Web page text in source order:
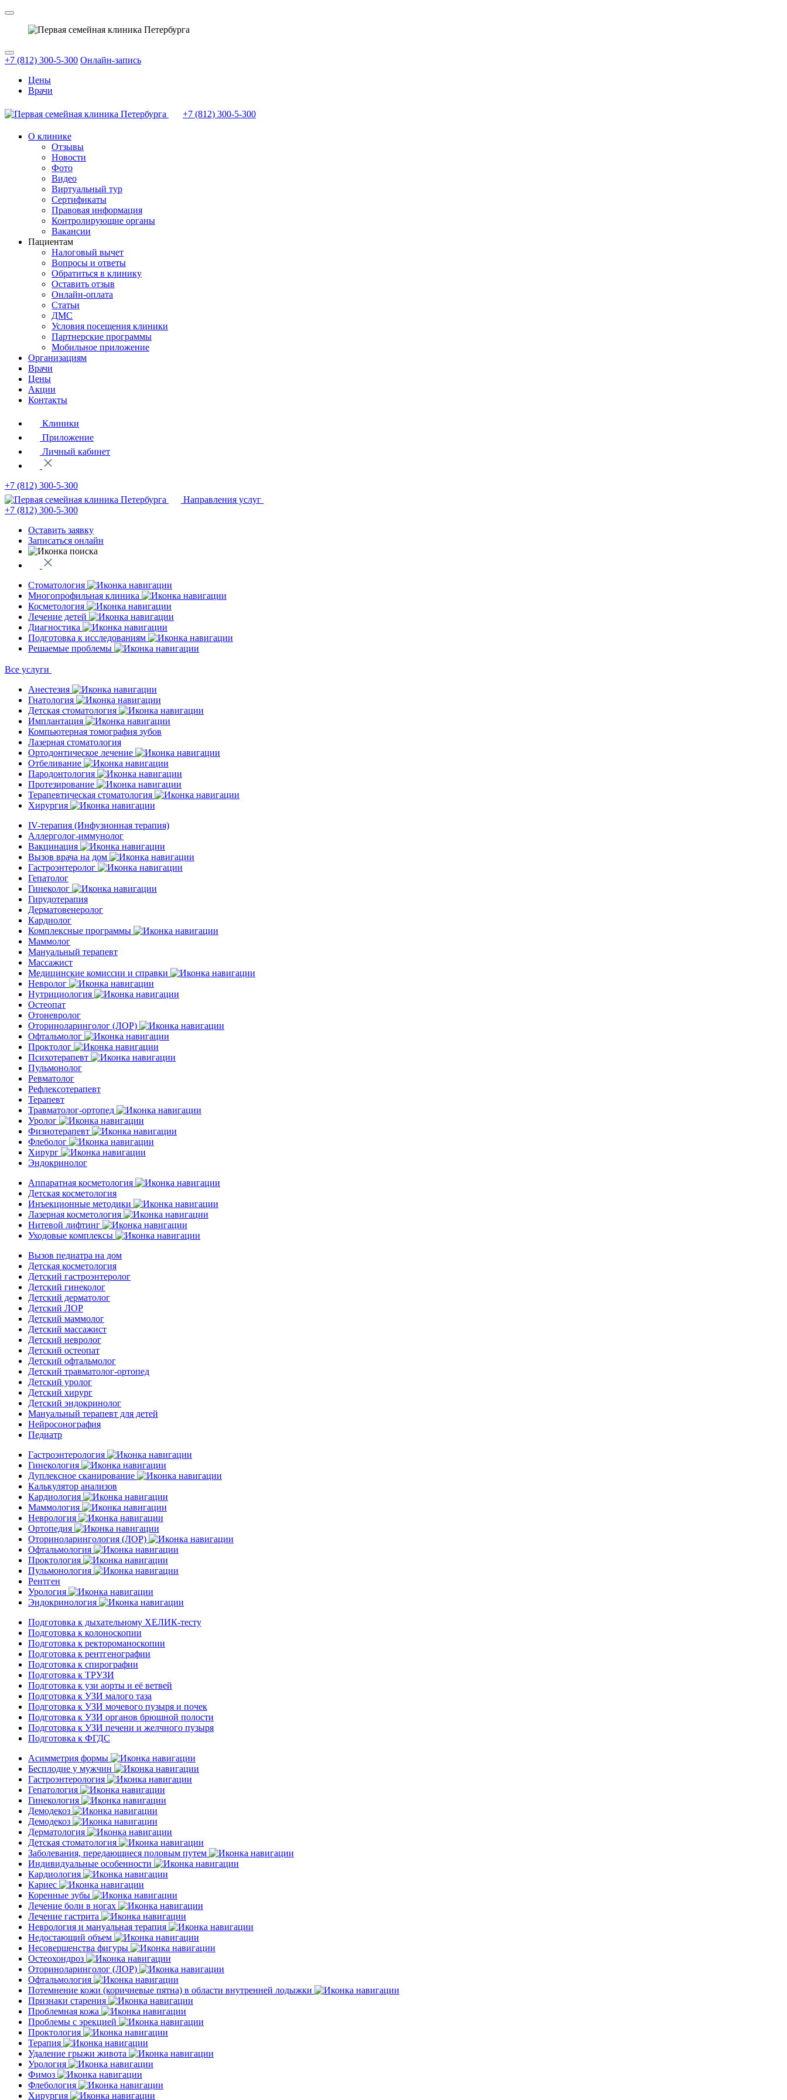
+7 (812) 300-5-300 Онлайн-запись
Цены
Врачи
+7 (812) 300-5-300
О клинике
Отзывы
Новости
Фото
Видео
Виртуальный тур
Сертификаты
Правовая информация
Контролирующие органы
Вакансии
Пациентам
Налоговый вычет
Вопросы и ответы
Обратиться в клинику
Оставить отзыв
Онлайн-оплата
Статьи
ДМС
Условия посещения клиники
Партнерские программы
Мобильное приложение
Организациям
Врачи
Цены
Акции
Контакты
Клиники
Приложение
Личный кабинет
+7 (812) 300-5-300
Направления услуг
+7 (812) 300-5-300
Оставить заявку
Записаться онлайн
Стоматология
Многопрофильная клиника
Косметология
Лечение детей
Диагностика
Подготовка к исследованиям
Решаемые проблемы
Все услуги
Анестезия
Гнатология
Детская стоматология
Имплантация
Компьютерная томография зубов
Лазерная стоматология
Ортодонтическое лечение
Отбеливание
Пародонтология
Протезирование
Терапевтическая стоматология
Хирургия
IV-терапия (Инфузионная терапия)
Аллерголог-иммунолог
Вакцинация
Вызов врача на дом
Гастроэнтеролог
Гепатолог
Гинеколог
Гирудотерапия
Дерматовенеролог
Кардиолог
Комплексные программы
Маммолог
Мануальный терапевт
Массажист
Медицинские комиссии и справки
Невролог
Нутрициология
Остеопат
Отоневролог
Оториноларинголог (ЛОР)
Офтальмолог
Проктолог
Психотерапевт
Пульмонолог
Ревматолог
Рефлексотерапевт
Терапевт
Травматолог-ортопед
Уролог
Физиотерапевт
Флеболог
Хирург
Эндокринолог
Аппаратная косметология
Детская косметология
Инъекционные методики
Лазерная косметология
Нитевой лифтинг
Уходовые комплексы
Вызов педиатра на дом
Детская косметология
Детский гастроэнтеролог
Детский гинеколог
Детский дерматолог
Детский ЛОР
Детский маммолог
Детский массажист
Детский невролог
Детский остеопат
Детский офтальмолог
Детский травматолог-ортопед
Детский уролог
Детский хирург
Детский эндокринолог
Мануальный терапевт для детей
Нейросонография
Педиатр
Гастроэнтерология
Гинекология
Дуплексное сканирование
Калькулятор анализов
Кардиология
Маммология
Неврология
Ортопедия
Оториноларингология (ЛОР)
Офтальмология
Проктология
Пульмонология
Рентген
Урология
Эндокринология
Подготовка к дыхательному ХЕЛИК-тесту
Подготовка к колоноскопии
Подготовка к ректороманоскопии
Подготовка к рентгенографии
Подготовка к спирографии
Подготовка к ТРУЗИ
Подготовка к узи аорты и её ветвей
Подготовка к УЗИ малого таза
Подготовка к УЗИ мочевого пузыря и почек
Подготовка к УЗИ органов брюшной полости
Подготовка к УЗИ печени и желчного пузыря
Подготовка к ФГДС
Асимметрия формы
Бесплодие у мужчин
Гастроэнтерология
Гепатология
Гинекология
Демодекоз
Демодекоз
Дерматология
Детская стоматология
Заболевания, передающиеся половым путем
Индивидуальные особенности
Кардиология
Кариес
Коренные зубы
Лечение боли в ногах
Лечение гастрита
Неврология и мануальная терапия
Недостающий объем
Несовершенства фигуры
Остеохондроз
Оториноларинголог (ЛОР)
Офтальмология
Потемнение кожи (коричневые пятна) в области внутренней лодыжки
Признаки старения
Проблемная кожа
Проблемы с эрекцией
Проктология
Терапия
Удаление грыжи живота
Урология
Фимоз
Флебология
Хирургия